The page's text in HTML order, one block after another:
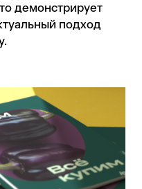
демонстрирует
подход